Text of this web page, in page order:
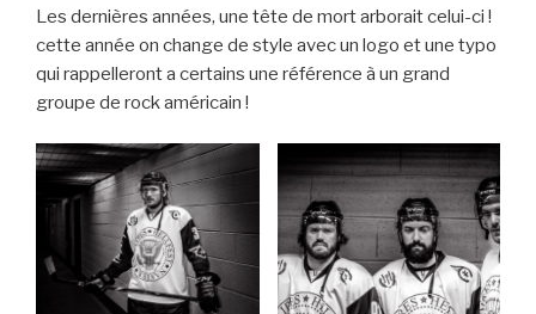
Les dernières années, une tête de mort arborait celui-ci !
cette année on change de style avec un logo et une typo
qui rappelleront a certains une référence à un grand
groupe de rock américain !